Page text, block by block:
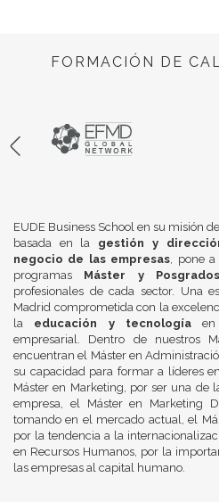
FORMACIÓN DE
EUDE Business School en su misión
basada en la gestión y
negocio de las empresas, pone a
programas Máster y Posgrados
profesionales de cada sector. Una
Madrid comprometida con la
la educación y tecnologíaen
empresarial. Dentro de nuestros
encuentran el Máster en
su capacidad para formar a líderes
Máster en Marketing, por ser una de
empresa, el Máster en Marketing
tomando en el mercado actual, el
por la tendencia a la
en Recursos Humanos, por la
las empresas al capital humano.